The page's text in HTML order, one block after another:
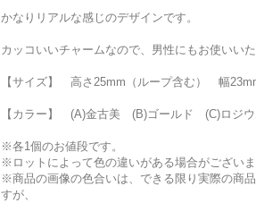
かなりリアルな感じのデザインです。
カッコいいチャームなので、男性にもお使いい
【サイズ】 高さ25mm（ループ含む） 幅
【カラー】 (A)金古美 (B)ゴールド (C)ロジ
※各1個のお値段です。
※ロットによって色の違いがある場合がございま
※商品の画像の色合いは、できる限り実際の商
すが、